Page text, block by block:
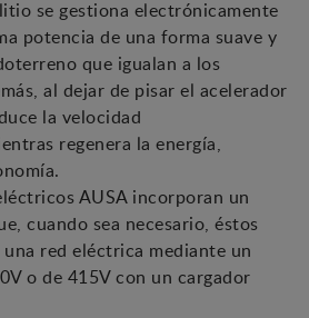
se gestiona electrónicamente
potencia de una forma suave y
que igualan a los
al dejar de pisar el acelerador
la velocidad
regenera la energía,
AUSA incorporan un
cuando sea necesario, éstos
red eléctrica mediante un
o de 415V con un cargador